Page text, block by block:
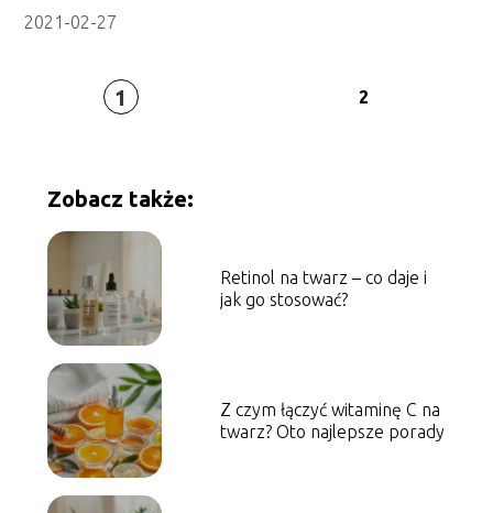
2021-02-27
1 2
Zobacz także:
Retinol na twarz – co daje i
jak go stosować?
Z czym łączyć witaminę C na
twarz? Oto najlepsze porady